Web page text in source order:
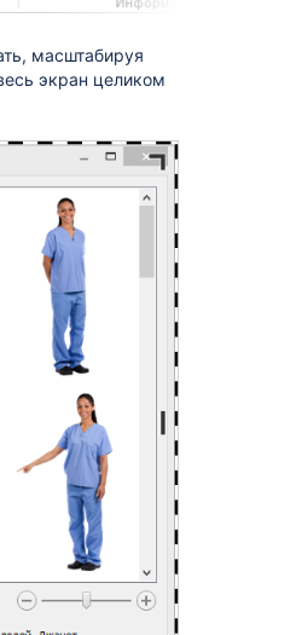
масштабируя
экран целиком